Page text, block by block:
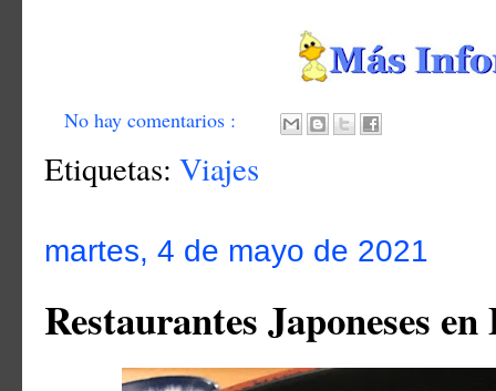
No hay comentarios :
Etiquetas: Viajes
martes, 4 de mayo de 2021
Restaurantes Japoneses en